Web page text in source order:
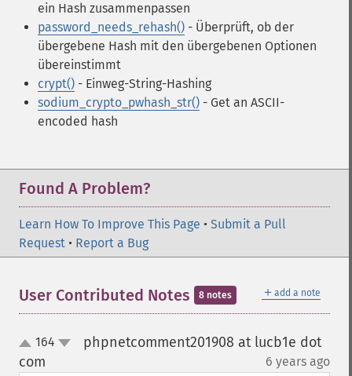
ein Hash zusammenpassen
password_needs_rehash() - Überprüft, ob der
übergebene Hash mit den übergebenen Optionen
übereinstimmt
crypt() - Einweg-String-Hashing
sodium_crypto_pwhash_str() - Get an ASCII-
encoded hash
Found A Problem?
Learn How To Improve This Page • Submit a Pull
Request • Report a Bug
＋ add a note
User Contributed Notes 8 notes
up164
phpnetcomment201908 at lucb1e dot
com
6 years ago